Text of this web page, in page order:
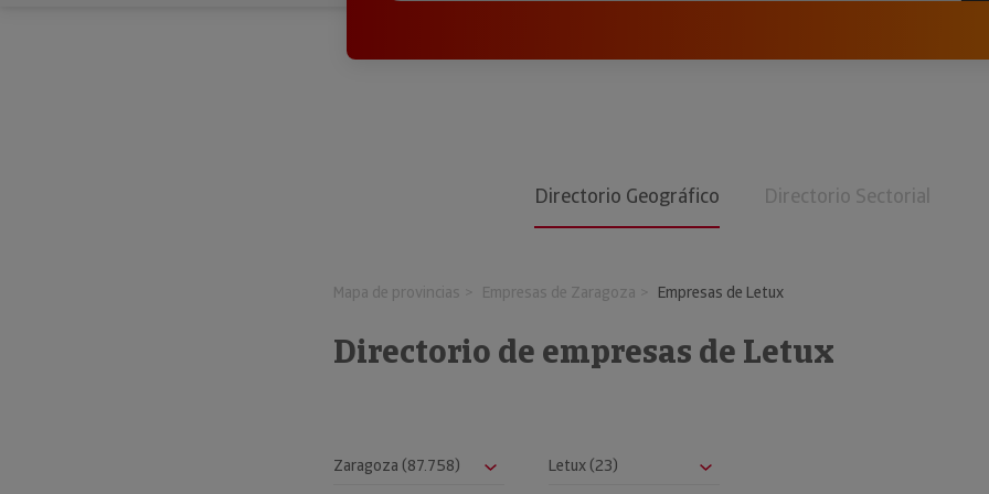
Directorio Geográfico Directorio Sectorial
Mapa de provincias Empresas de Zaragoza Empresas de Letux
Directorio de empresas de Letux